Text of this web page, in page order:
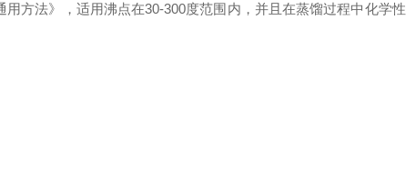
方法》，适用沸点在30-300度范围内，并且在蒸馏过程中化学性